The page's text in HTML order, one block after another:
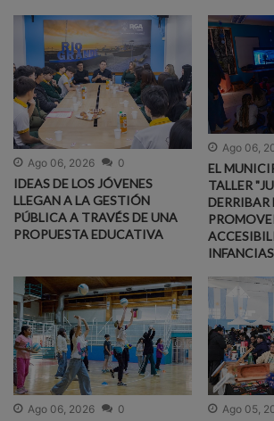
Ago 06, 2026 0
IDEAS DE LOS JÓVENES
LLEGAN A LA GESTIÓN
PÚBLICA A TRAVÉS DE UNA
PROPUESTA EDUCATIVA
Ago 06,
EL
TALLER
DERRIBAR
Ago 06, 2026 0 Ago 05,